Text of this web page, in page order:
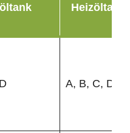
Heizöltank
A, B, C, D